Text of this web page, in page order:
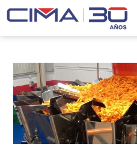
entradas